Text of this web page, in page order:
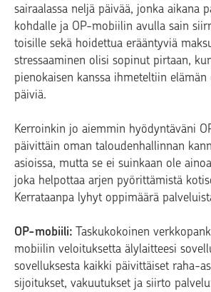
sairaalassa neljä päivää, jonka aikana
kohdalle ja OP-mobiilin avulla sain
toisille sekä hoidettua erääntyviä
stressaaminen olisi sopinut pirtaan,
pienokaisen kanssa ihmeteltiin elämän
päiviä.
Kerroinkin jo aiemmin hyödyntäväni
päivittäin oman taloudenhallinnan
asioissa, mutta se ei suinkaan ole
joka helpottaa arjen pyörittämistä
Kerrataanpa lyhyt oppimäärä
OP-mobiili: Taskukokoinen
mobiilin veloituksetta älylaitteesi
sovelluksesta kaikki päivittäiset raha-
sijoitukset, vakuutukset ja siirto